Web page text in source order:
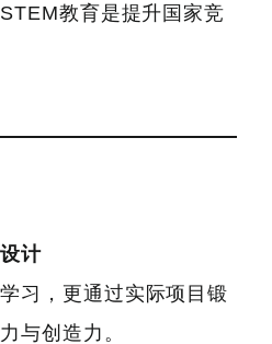
教育是提升国家竞
计
习，更通过实际项目锻
与创造力。